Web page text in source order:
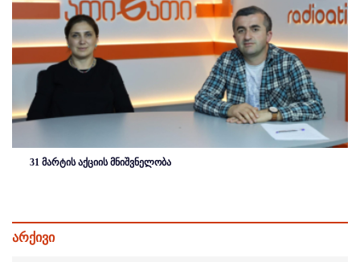
31 მარტის აქციის მნიშვნელობა
არქივი